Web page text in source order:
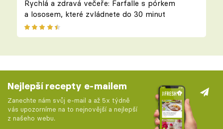
Rychlá a zdravá večeře: Farfalle s pórkem
a lososem, které zvládnete do 30 minut
Nejlepší recepty e-mailem
Zanechte nám svůj e-mail a až 5x týdně
vás upozorníme na to nejnovější a nejlepší
z našeho webu.